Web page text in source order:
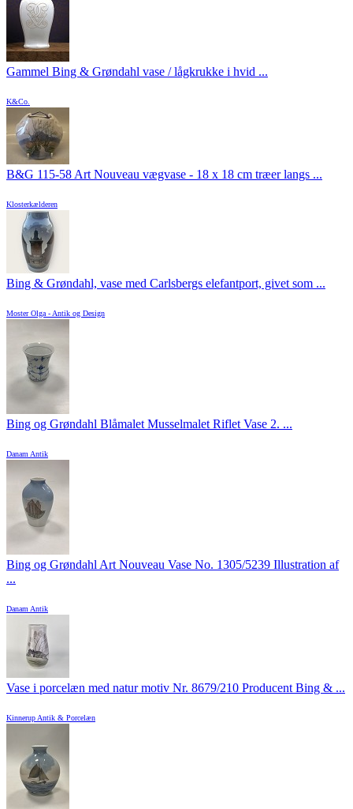
Gammel Bing & Grøndahl vase / lågkrukke i hvid ...
K&Co.
B&G 115-58 Art Nouveau vægvase - 18 x 18 cm træer langs ...
Klosterkælderen
Bing & Grøndahl, vase med Carlsbergs elefantport, givet som ...
Moster Olga - Antik og Design
Bing og Grøndahl Blåmalet Musselmalet Riflet Vase 2. ...
Danam Antik
Bing og Grøndahl Art Nouveau Vase No. 1305/5239 Illustration af
...
Danam Antik
Vase i porcelæn med natur motiv Nr. 8679/210 Producent Bing & ...
Kinnerup Antik & Porcelæn